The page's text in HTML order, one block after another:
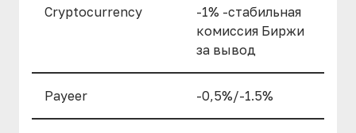
Cryptocurrency
-1% -стабильная
комиссия Биржи
за вывод
Payeer -0,5%/-1.5%